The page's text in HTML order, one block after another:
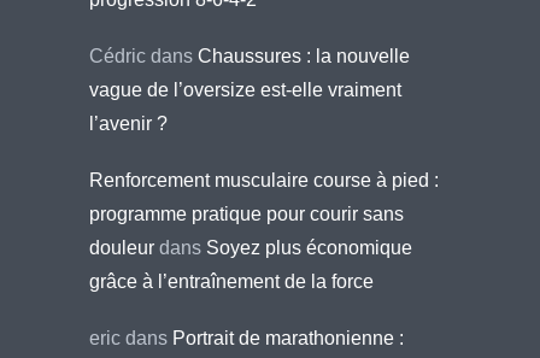
Cédric dans Chaussures : la nouvelle
vague de l’oversize est-elle vraiment
l’avenir ?
Renforcement musculaire course à pied :
programme pratique pour courir sans
douleur dans Soyez plus économique
grâce à l’entraînement de la force
eric dans Portrait de marathonienne :